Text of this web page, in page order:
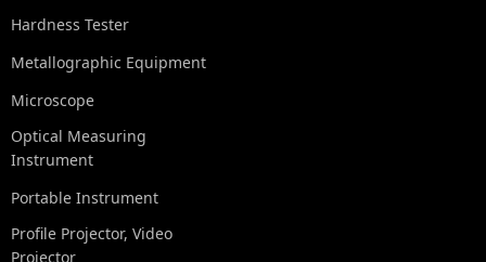
Hardness Tester
Metallographic Equipment
Microscope
Optical Measuring
Instrument
Portable Instrument
Profile Projector, Video
Projector